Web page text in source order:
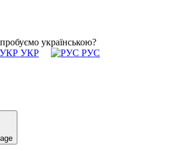
українською?
УКР
РУС